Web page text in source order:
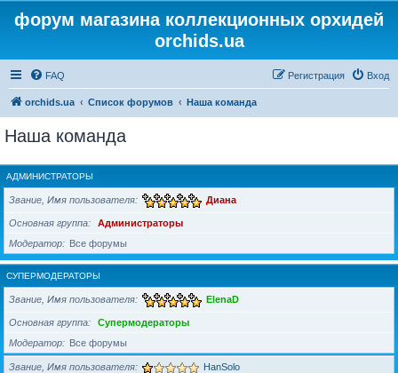
форум магазина коллекционных орхидей
orchids.ua
FAQ Вход
Регистрация
orchids.ua Список форумов Наша команда
Наша команда
АДМИНИСТРАТОРЫ
Звание, Имя пользователя Диана
Основная группа
Администраторы
Модератор
Все форумы
СУПЕРМОДЕРАТОРЫ
Звание, Имя пользователя ElenaD
Основная группа
Супермодераторы
Модератор
Все форумы
Звание, Имя пользователя HanSolo